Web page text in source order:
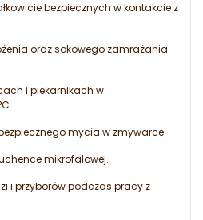
bezpiecznych w kontakcie z
oraz sokowego zamrażania
i piekarnikach w
mycia w zmywarce.
mikrofalowej.
i przyborów podczas pracy z